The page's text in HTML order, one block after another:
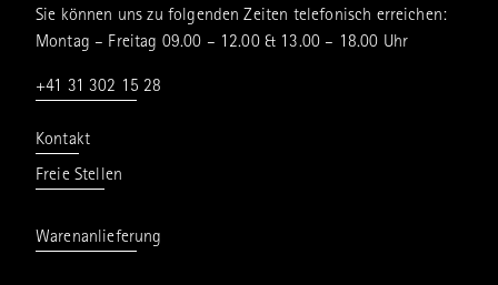
Sie können uns zu folgenden Zeiten telefonisch erreichen:
Montag – Freitag 09.00 – 12.00 & 13.00 – 18.00 Uhr
+41 31 302 15 28
Kontakt
Freie Stellen
Warenanlieferung